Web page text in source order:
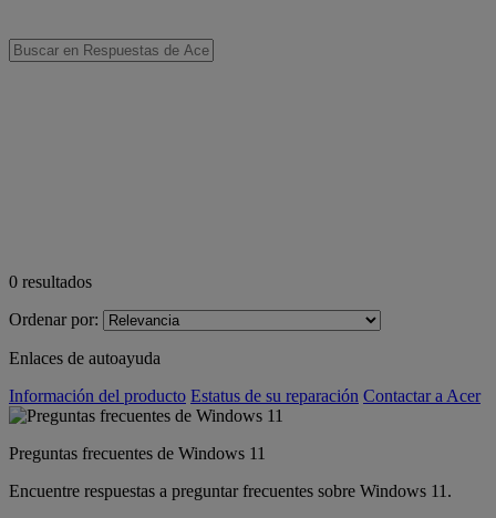
0 resultados
Ordenar por:
Enlaces de autoayuda
Información del producto Estatus de su reparación Contactar a Acer
Preguntas frecuentes de Windows 11
Encuentre respuestas a preguntar frecuentes sobre Windows 11.